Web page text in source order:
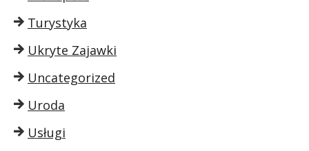
Turystyka
Ukryte Zajawki
Uncategorized
Uroda
Usługi